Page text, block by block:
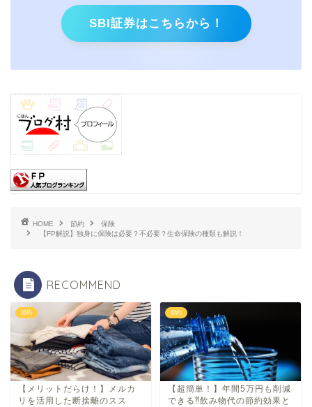
SBI証券はこちらから！
HOME 節約
保険
【FP解説】独身に保険は必要？不必要？生命保険の種類も解説！
RECOMMEND
節約
【メリットだらけ！】メルカ
リを活用した断捨離のスス
節約
【超簡単！】年間5万円も削減
できる⁈飲み物代の節約効果と